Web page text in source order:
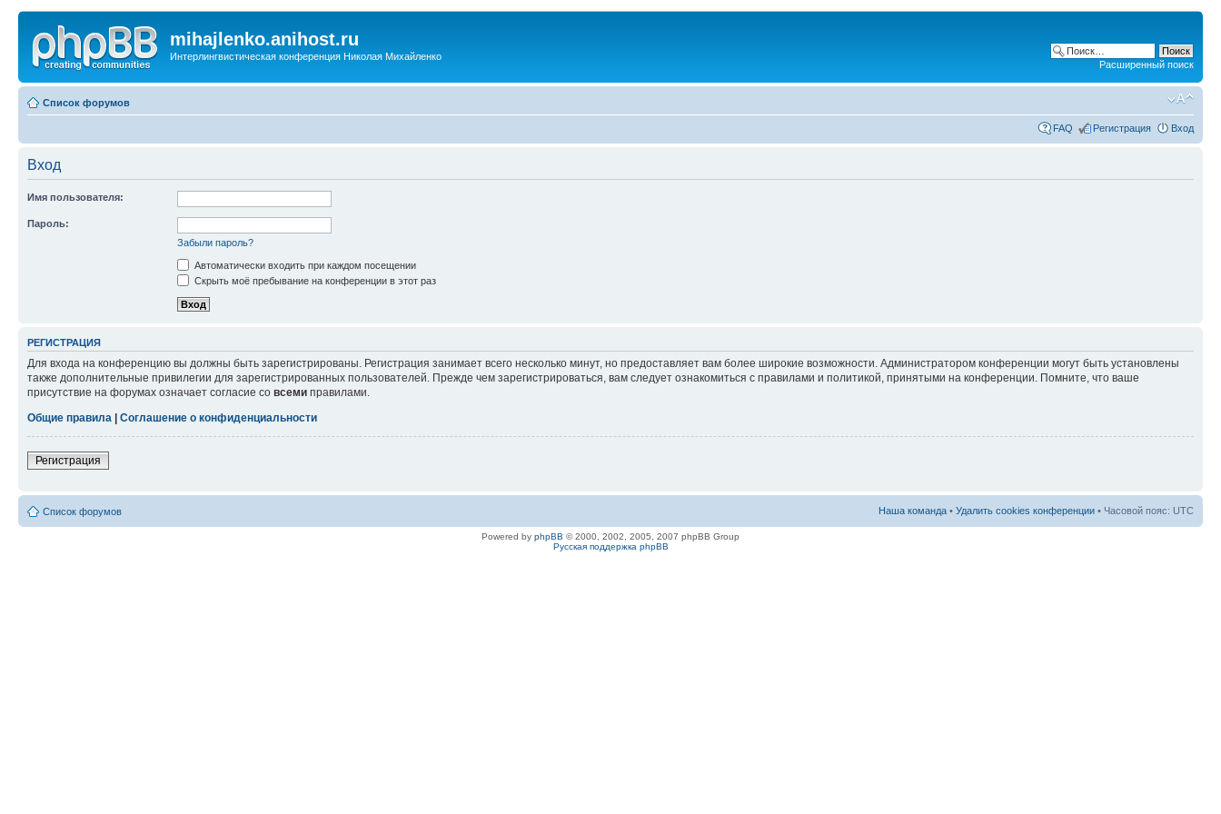
mihajlenko.anihost.ru
Интерлингвистическая конференция Николая Михайленко
Расширенный поиск
Список форумов
FAQ Регистрация Вход
Вход
Имя пользователя:
Пароль:
Забыли пароль?
Автоматически входить при каждом посещении
Скрыть моё пребывание на конференции в этот раз
РЕГИСТРАЦИЯ
Для входа на конференцию вы должны быть зарегистрированы. Регистрация занимает всего несколько минут, но предоставляет вам более широкие возможности. Администратором конференции могут быть установлены
также дополнительные привилегии для зарегистрированных пользователей. Прежде чем зарегистрироваться, вам следует ознакомиться с правилами и политикой, принятыми на конференции. Помните, что ваше
присутствие на форумах означает согласие со всеми правилами.
Общие правила
Соглашение о конфиденциальности
Регистрация
Список форумов Наша команда • Удалить cookies конференции • Часовой пояс: UTC
Powered by phpBB © 2000, 2002, 2005, 2007 phpBB Group
Русская поддержка phpBB